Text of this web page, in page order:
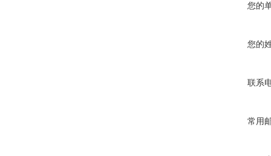
您的
您的
联系
常用